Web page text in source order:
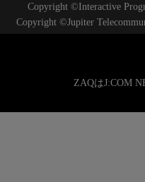
Copyright ©Interactive
Copyright ©Jupiter
ZAQはJ:COM